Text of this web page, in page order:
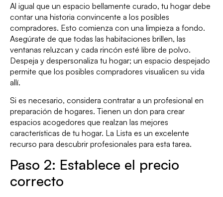
Al igual que un espacio bellamente curado, tu hogar debe
contar una historia convincente a los posibles
compradores. Esto comienza con una limpieza a fondo.
Asegúrate de que todas las habitaciones brillen, las
ventanas reluzcan y cada rincón esté libre de polvo.
Despeja y despersonaliza tu hogar; un espacio despejado
permite que los posibles compradores visualicen su vida
allí.
Si es necesario, considera contratar a un profesional en
preparación de hogares. Tienen un don para crear
espacios acogedores que realzan las mejores
características de tu hogar. La Lista es un excelente
recurso para descubrir profesionales para esta tarea.
Paso 2: Establece el precio
correcto